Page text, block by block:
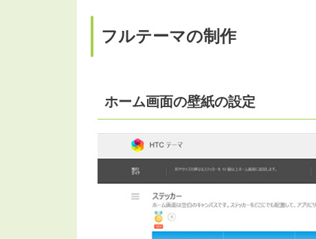
フルテーマの制作
ホーム画面の壁紙の設定